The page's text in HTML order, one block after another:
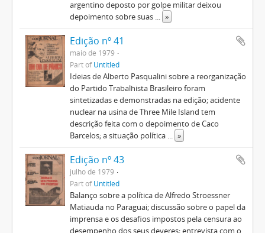
argentino deposto por golpe militar deixou
depoimento sobre suas
»
Edição nº 41
maio de 1979
Part ofUntitled
Ideias de Alberto Pasqualini sobre a reorganização
do Partido Trabalhista Brasileiro foram
sintetizadas e demonstradas na edição; acidente
nuclear na usina de Three Mile Island tem
descrição feita com o depoimento de Caco
Barcelos; a situação política
»
Edição nº 43
julho de 1979
Part ofUntitled
Balanço sobre a política de Alfredo Stroessner
Matiauda no Paraguai; discussão sobre o papel da
imprensa e os desafios impostos pela censura ao
desempenho dos seus deveres; entrevista com o